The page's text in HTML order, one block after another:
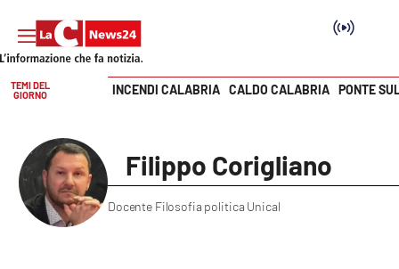
SEZIONI
Cronaca
Politica
Vai
TEMI DEL
GIORNO
INCENDI CALABRIA CALDO CALABRIA PONTE
Filippo Corigliano
Docente Filosofia politica Unical